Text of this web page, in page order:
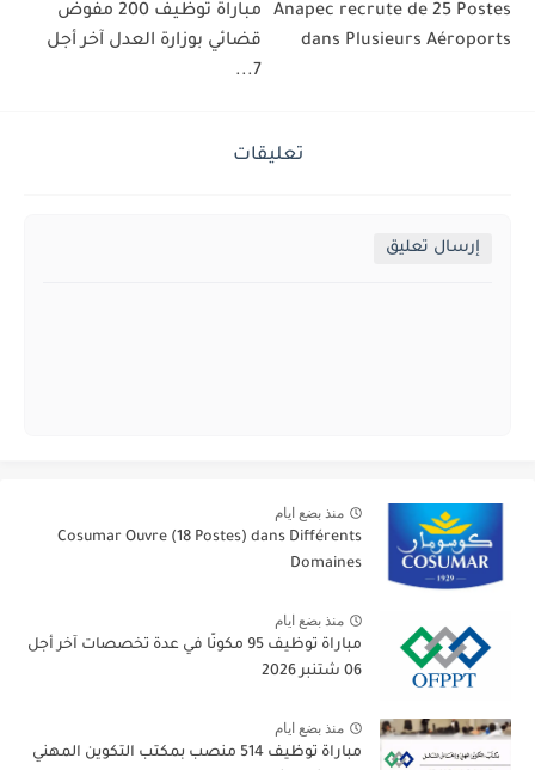
Anapec recrute de 25 Postes
dans Plusieurs Aéroports
مباراة توظيف 200 مفوض
قضائي بوزارة العدل آخر أجل
7...
تعليقات
إرسال تعليق
منذ بضع ايام
Cosumar Ouvre (18 Postes) dans Différents
Domaines
منذ بضع ايام
مباراة توظيف 95 مكونًا في عدة تخصصات آخر أجل
06 شتنبر 2026
منذ بضع ايام
مباراة توظيف 514 منصب بمكتب التكوين المهني